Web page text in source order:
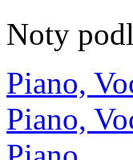
Noty
Piano,
Piano,